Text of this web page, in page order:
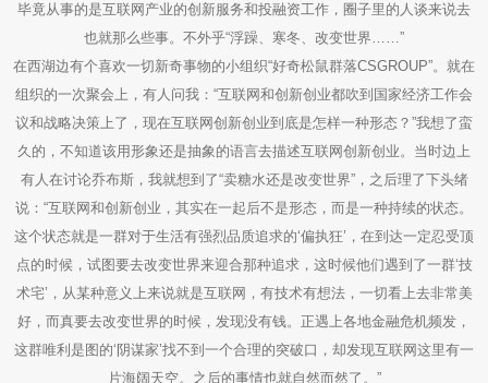
毕竟从事的是互联网产业的创新服务和投融资工作，圈子里的人谈来说去
也就那么些事。不外乎“浮躁、寒冬、改变世界……”
在西湖边有个喜欢一切新奇事物的小组织“好奇松鼠群落CSGROUP”。就在
组织的一次聚会上，有人问我：“互联网和创新创业都吹到国家经济工作会
议和战略决策上了，现在互联网创新创业到底是怎样一种形态？”我想了蛮
久的，不知道该用形象还是抽象的语言去描述互联网创新创业。当时边上
有人在讨论乔布斯，我就想到了“卖糖水还是改变世界”，之后理了下头绪
说：“互联网和创新创业，其实在一起后不是形态，而是一种持续的状态。
这个状态就是一群对于生活有强烈品质追求的‘偏执狂’，在到达一定忍受顶
点的时候，试图要去改变世界来迎合那种追求，这时候他们遇到了一群‘技
术宅’，从某种意义上来说就是互联网，有技术有想法，一切看上去非常美
好，而真要去改变世界的时候，发现没有钱。正遇上各地金融危机频发，
这群唯利是图的‘阴谋家’找不到一个合理的突破口，却发现互联网这里有一
片海阔天空。之后的事情也就自然而然了。”